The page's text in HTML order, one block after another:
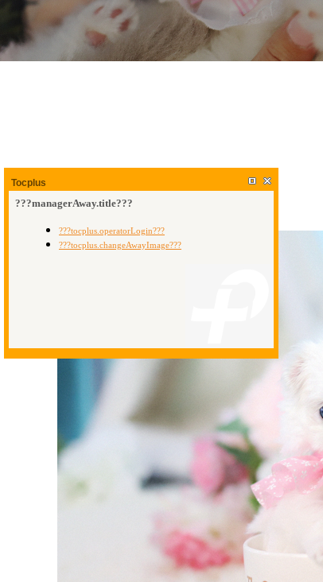
Tocplus